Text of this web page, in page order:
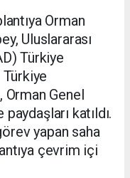
Orman
Uluslararası
Türkiye
Orman Genel
katıldı.
yapan saha
çevrim içi